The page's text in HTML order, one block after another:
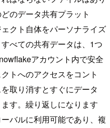
のデータ共有プラット
クト自体をパーソナライズ
べての共有データは、1つ
アカウント内で安全
トへのアクセスをコント
取り消すとすぐにデータ
す。繰り返しになります
バルに利用可能であり、複